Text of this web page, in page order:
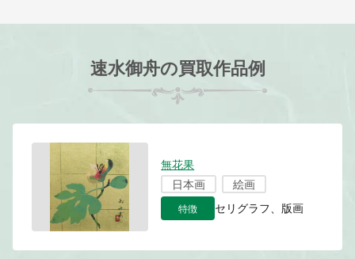
速水御舟の買取作品例
無花果
日本画
絵画
特徴 セリグラフ、版画